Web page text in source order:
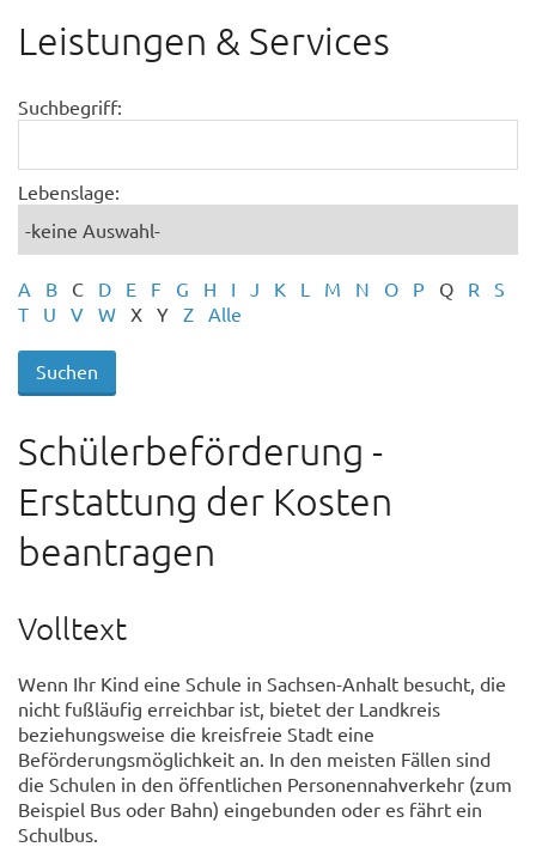
Leistungen & Services
Suchbegriff:
Lebenslage:
A B C D E F G H I J K L M N O P Q R
S
T
U V W X Y Z Alle
Schülerbeförderung -
Erstattung der Kosten
beantragen
Volltext
Wenn Ihr Kind eine Schule in Sachsen-Anhalt besucht, die
nicht fußläufig erreichbar ist, bietet der Landkreis
beziehungsweise die kreisfreie Stadt eine
Beförderungsmöglichkeit an. In den meisten Fällen sind
die Schulen in den öffentlichen Personennahverkehr (zum
Beispiel Bus oder Bahn) eingebunden oder es fährt ein
Schulbus.